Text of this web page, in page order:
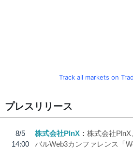
Track all markets on
プレスリリース
8/5
14:00
株式会社PlnX
株式会社
バルWeb3カンファレンス「